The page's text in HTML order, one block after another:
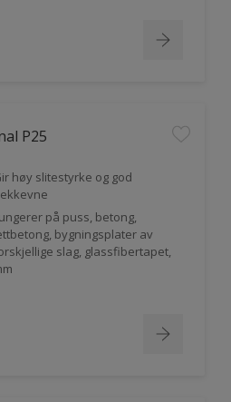
P25
høy slitestyrke og god
på puss, betong,
bygningsplater av
slag, glassfibertapet,